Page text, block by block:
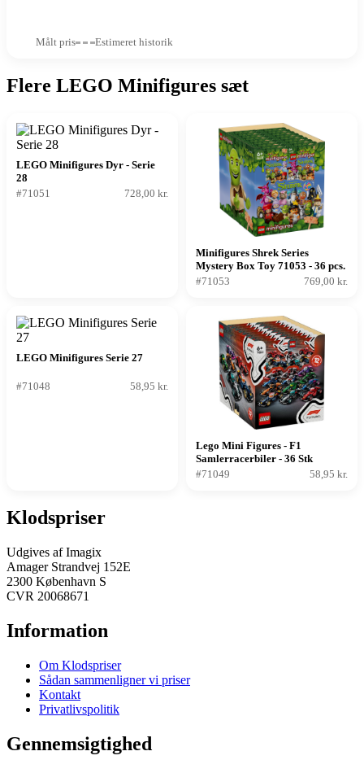
Målt pris Estimeret historik
Flere LEGO Minifigures sæt
LEGO Minifigures Dyr - Serie
28
#71051
728,00 kr.
Minifigures Shrek Series
Mystery Box Toy 71053 - 36 pcs.
#71053
769,00 kr.
LEGO Minifigures Serie 27
#71048 58,95 kr.
Lego Mini Figures - F1
Samlerracerbiler - 36 Stk
#71049
58,95 kr.
Klodspriser
Udgives af Imagix
Amager Strandvej 152E
2300 København S
CVR 20068671
Information
Om Klodspriser
Sådan sammenligner vi priser
Kontakt
Privatlivspolitik
Gennemsigtighed